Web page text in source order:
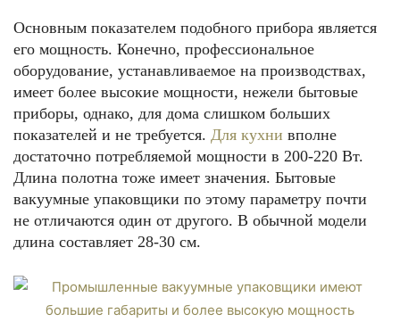
Основным показателем подобного прибора является
его мощность. Конечно, профессиональное
оборудование, устанавливаемое на производствах,
имеет более высокие мощности, нежели бытовые
приборы, однако, для дома слишком больших
показателей и не требуется. Для кухни вполне
достаточно потребляемой мощности в 200-220 Вт.
Длина полотна тоже имеет значения. Бытовые
вакуумные упаковщики по этому параметру почти
не отличаются один от другого. В обычной модели
длина составляет 28-30 см.